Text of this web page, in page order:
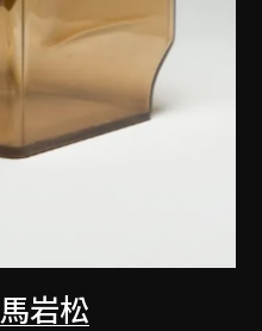
馬岩松